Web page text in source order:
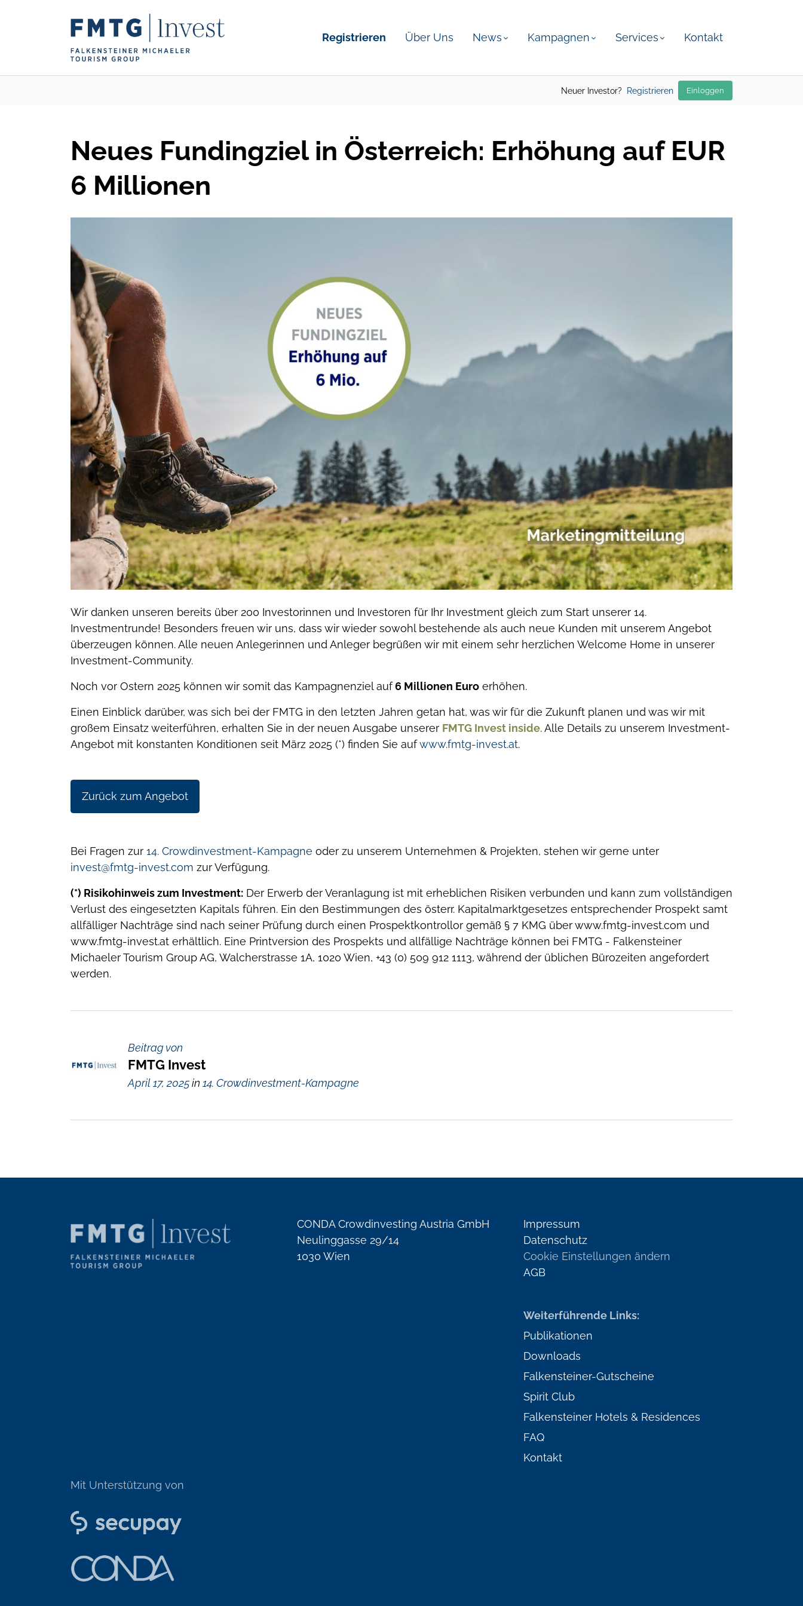
Registrieren Über Uns News Kampagnen Services Kontakt
Neuer Investor? Registrieren Einloggen
Neues Fundingziel in Österreich: Erhöhung auf EUR
6 Millionen
Wir danken unseren bereits über 200 Investorinnen und Investoren für Ihr Investment gleich zum Start unserer 14.
Investmentrunde! Besonders freuen wir uns, dass wir wieder sowohl bestehende als auch neue Kunden mit unserem Angebot
überzeugen können. Alle neuen Anlegerinnen und Anleger begrüßen wir mit einem sehr herzlichen Welcome Home in unserer
Investment-Community.
Noch vor Ostern 2025 können wir somit das Kampagnenziel auf6 Millionen Euro erhöhen.
Einen Einblick darüber, was sich bei der FMTG in den letzten Jahren getan hat, was wir für die Zukunft planen und was wir mit
großem Einsatz weiterführen, erhalten Sie in der neuen Ausgabe unserer FMTG Invest inside. Alle Details zu unserem Investment-
Angebot mit konstanten Konditionen seit März 2025 (*) finden Sie aufwww.fmtg-invest.at.
Zurück zum Angebot
Bei Fragen zur 14. Crowdinvestment-Kampagne oder zu unserem Unternehmen & Projekten, stehen wir gerne unter
invest@fmtg-invest.com zur Verfügung.
(*) Risikohinweis zum Investment: Der Erwerb der Veranlagung ist mit erheblichen Risiken verbunden und kann zum vollständigen
Verlust des eingesetzten Kapitals führen. Ein den Bestimmungen des österr. Kapitalmarktgesetzes entsprechender Prospekt samt
allfälliger Nachträge sind nach seiner Prüfung durch einen Prospektkontrollor gemäß § 7 KMG über www.fmtg-invest.com und
www.fmtg-invest.at erhältlich. Eine Printversion des Prospekts und allfällige Nachträge können bei FMTG - Falkensteiner
Michaeler Tourism Group AG, Walcherstrasse 1A, 1020 Wien, +43 (0) 509 912 1113, während der üblichen Bürozeiten angefordert
werden.
Beitrag von
FMTG Invest
April 17, 2025in 14. Crowdinvestment-Kampagne
CONDA Crowdinvesting Austria GmbH
Neulinggasse 29/14
1030 Wien
Impressum
Datenschutz
Cookie Einstellungen ändern
AGB
Weiterführende Links:
Publikationen
Downloads
Falkensteiner-Gutscheine
Spirit Club
Falkensteiner Hotels & Residences
FAQ
Kontakt
Mit Unterstützung von